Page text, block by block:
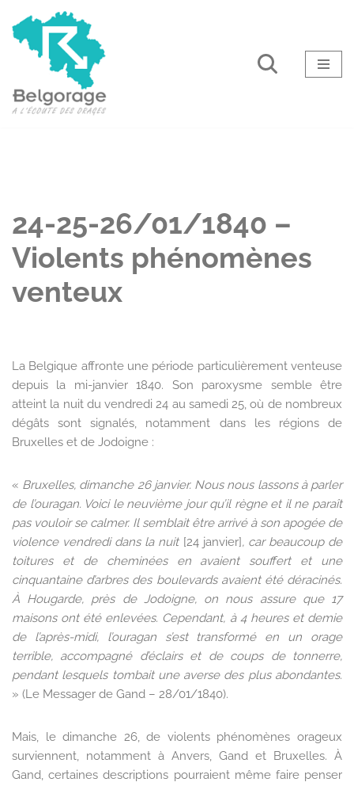
Aller
24-25-26/01/1840 –
Violents phénomènes
venteux
La Belgique affronte une période particulièrement venteuse
depuis la mi-janvier 1840. Son paroxysme semble être
atteint la nuit du vendredi 24 au samedi 25, où de nombreux
dégâts sont signalés, notamment dans les régions de
Bruxelles et de Jodoigne :
« Bruxelles, dimanche 26 janvier. Nous nous lassons à parler
de l’ouragan. Voici le neuvième jour qu’il règne et il ne paraît
pas vouloir se calmer. Il semblait être arrivé à son apogée de
violence vendredi dans la nuit [24 janvier], car beaucoup de
toitures et de cheminées en avaient souffert et une
cinquantaine d’arbres des boulevards avaient été déracinés.
À Hougarde, près de Jodoigne, on nous assure que 17
maisons ont été enlevées. Cependant, à 4 heures et demie
de l’après-midi, l’ouragan s’est transformé en un orage
terrible, accompagné d’éclairs et de coups de tonnerre,
pendant lesquels tombait une averse des plus abondantes.
» (Le Messager de Gand – 28/01/1840).
Mais, le dimanche 26, de violents phénomènes orageux
surviennent, notamment à Anvers, Gand et Bruxelles. À
Gand, certaines descriptions pourraient même faire penser